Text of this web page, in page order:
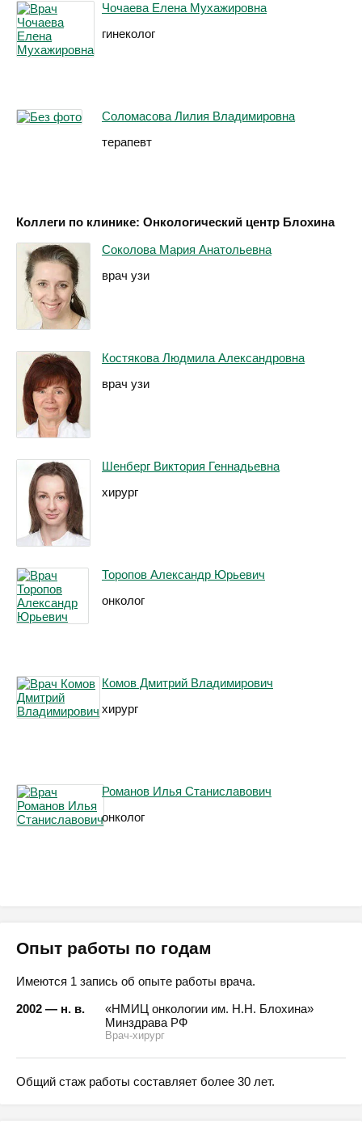
Чочаева Елена Мухажировна
гинеколог
Соломасова Лилия Владимировна
терапевт
Коллеги по клинике: Онкологический центр Блохина
Соколова Мария Анатольевна
врач узи
Костякова Людмила Александровна
врач узи
Шенберг Виктория Геннадьевна
хирург
Торопов Александр Юрьевич
онколог
Комов Дмитрий Владимирович
хирург
Романов Илья Станиславович
онколог
Опыт работы по годам
Имеются 1 запись об опыте работы врача.
2002 — н. в.
«НМИЦ онкологии им. Н.Н. Блохина»
Минздрава РФ
Врач-хирург
Общий стаж работы составляет более 30 лет.